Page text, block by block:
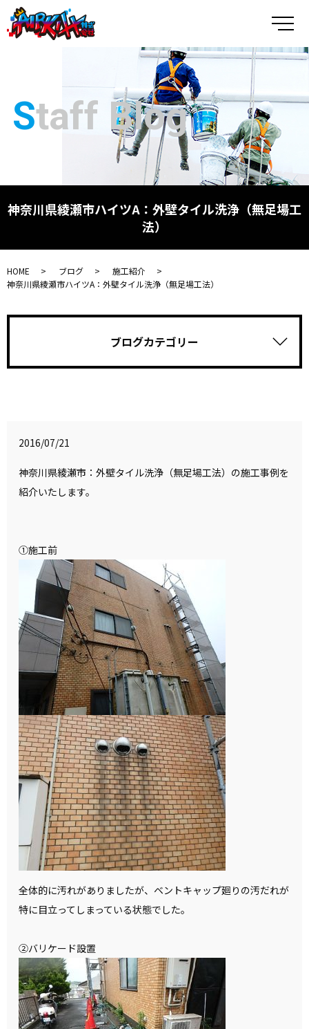
メ
Staff Blog
神奈川県綾瀬市ハイツA：外壁タイル洗浄（無足場工
法）
HOME ブログ
施工紹介
神奈川県綾瀬市ハイツA：外壁タイル洗浄（無足場工法）
ブログカテゴリー
2016/07/21
神奈川県綾瀬市：外壁タイル洗浄（無足場工法）の施工事例を
紹介いたします。
①施工前
全体的に汚れがありましたが、ベントキャップ廻りの汚だれが
特に目立ってしまっている状態でした。
②バリケード設置